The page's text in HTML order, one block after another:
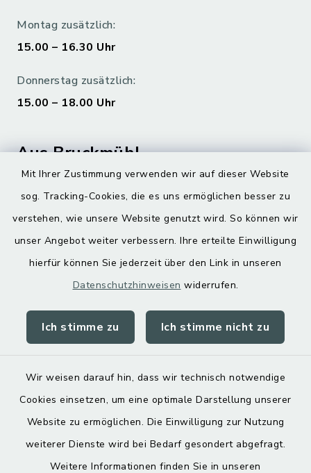
Mit Ihrer Zustimmung verwenden wir auf dieser Website
sog. Tracking-Cookies, die es uns ermöglichen besser zu
verstehen, wie unsere Website genutzt wird. So können wir
unser Angebot weiter verbessern. Ihre erteilte Einwilligung
hierfür können Sie jederzeit über den Link in unseren
Datenschutzhinweisen widerrufen.
Ich stimme zu Ich stimme nicht zu
Wir weisen darauf hin, dass wir technisch notwendige
Cookies einsetzen, um eine optimale Darstellung unserer
Website zu ermöglichen. Die Einwilligung zur Nutzung
weiterer Dienste wird bei Bedarf gesondert abgefragt.
Weitere Informationen finden Sie in unseren
Montag zusätzlich:
15.00 – 16.30 Uhr
Donnerstag zusätzlich:
15.00 – 18.00 Uhr
Aus Bruckmühl
Digitaler Ortsplan
Kontakt
Datenschutz
Impressum